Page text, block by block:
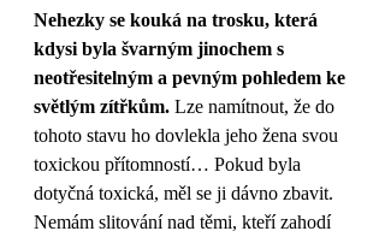
Nehezky se kouká na trosku, která
kdysi byla švarným jinochem s
neotřesitelným a pevným pohledem ke
světlým zítřkům. Lze namítnout, že do
tohoto stavu ho dovlekla jeho žena svou
toxickou přítomností… Pokud byla
dotyčná toxická, měl se ji dávno zbavit.
Nemám slitování nad těmi, kteří zahodí